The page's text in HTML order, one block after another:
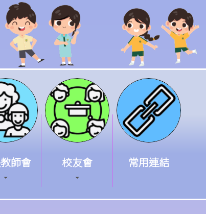
師會 校友會 常用連結